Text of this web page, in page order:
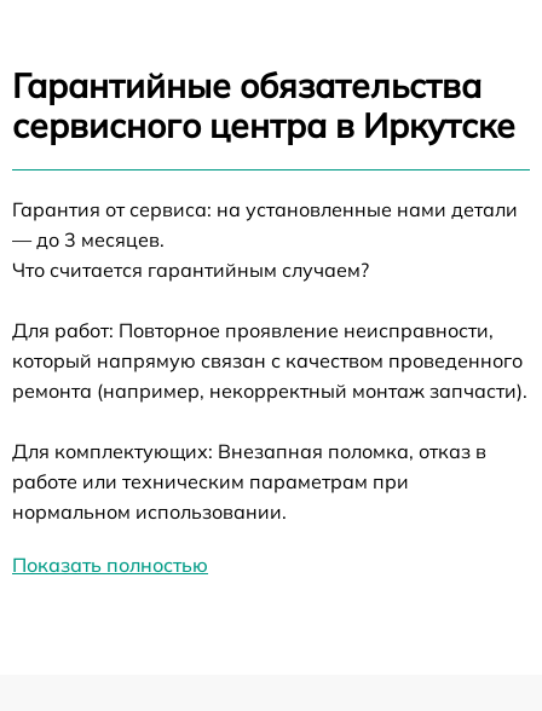
Гарантийные обязательства
сервисного центра в Иркутске
Гарантия от сервиса: на установленные нами детали
— до 3 месяцев.
Что считается гарантийным случаем?
Для работ: Повторное проявление неисправности,
который напрямую связан с качеством проведенного
ремонта (например, некорректный монтаж запчасти).
Для комплектующих: Внезапная поломка, отказ в
работе или техническим параметрам при
нормальном использовании.
Показать полностью